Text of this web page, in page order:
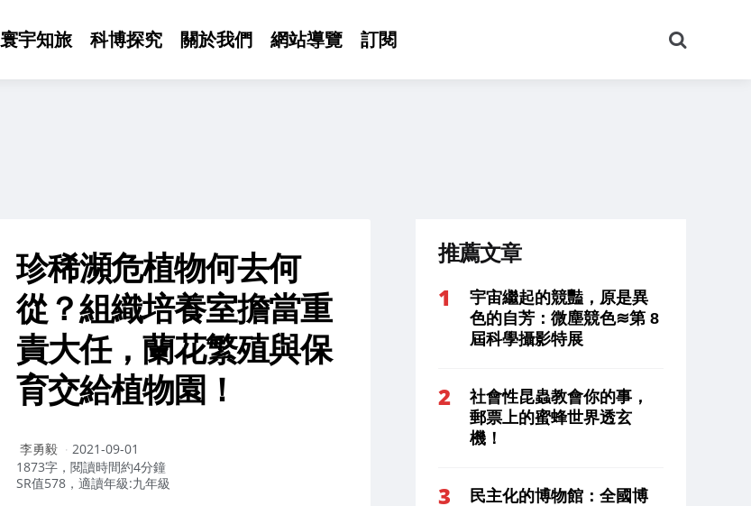
寰宇知旅 科博探究 關於我們 網站導覽 訂閱
尋
珍稀瀕危植物何去何
從？組織培養室擔當重
責大任，蘭花繁殖與保
育交給植物園！
作
者：
李勇毅
2021-09-01
1873字，閱讀時間約4分鐘
SR值578，適讀年級:九年級
推薦文章
宇宙繼起的競豔，原是異
色的自芳：微塵競色≋第 8
屆科學攝影特展
社會性昆蟲教會你的事，
郵票上的蜜蜂世界透玄
機！
民主化的博物館：全國博